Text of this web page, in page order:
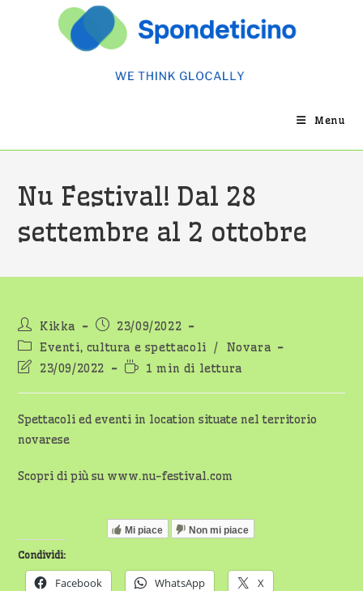
Menu
Nu Festival! Dal 28
settembre al 2 ottobre
Autore
dell'articolo:
Kikka
Articolo
pubblicato:
23/09/2022
Categoria
dell'articolo:
Eventi, cultura e spettacoli /
Novara
Ultima
dell'articolo:
23/09/2022
Tempo
lettura:
1 min di lettura
Spettacoli ed eventi in location situate nel territorio
novarese
Scopri di più su www.nu-festival.com
Mi piace Non mi piace
Condividi:
Facebook WhatsApp X